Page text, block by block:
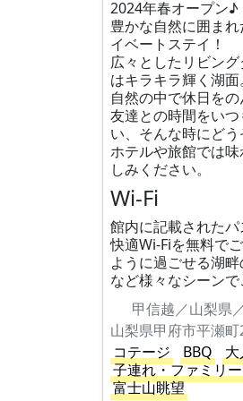
2024年春オープン♪
豊かな自然に囲ま
イベートステイ！
広々としたリビン
はキラキラ輝く湖面。
自然の中で休日を
友達との時間をい
い、そんな時にど
ホテルや旅館では
しみください。
Wi-Fi
館内に記載されたパ
快適Wi-Fiを無料で
ように過ごせる湖
など様々なシーンで
甲信越／山梨県
山梨県甲府市平瀬
コテージ
BBQ
子連れ・ファミリー
富士山眺望